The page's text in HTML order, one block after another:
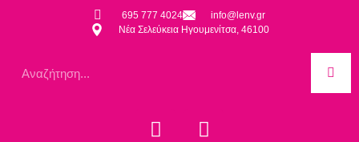
695 777 4024
info@lenv.gr
Νέα Σελεύκεια Ηγουμενίτσα, 46100